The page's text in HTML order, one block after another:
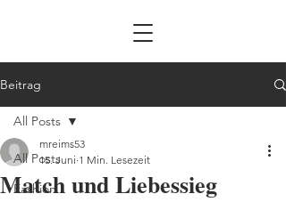
Beitrag
All Posts
Fashion
All Posts
Match und Liebessieg
mreims53
15. Juni 1 Min. Lesezeit